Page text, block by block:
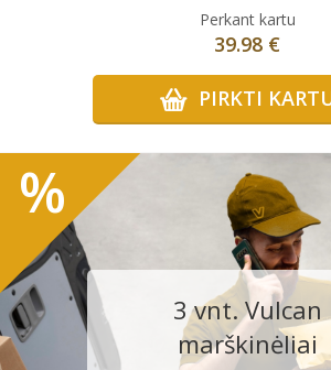
Perkant kartu
39.98 €
PIRKTI
3 vnt. Vulcan
marškinėliai
%